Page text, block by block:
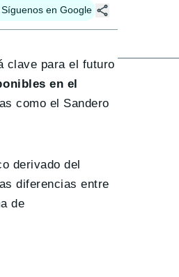
Síguenos en Google
clave para el futuro
en el
como el Sandero
derivado del
diferencias entre
de